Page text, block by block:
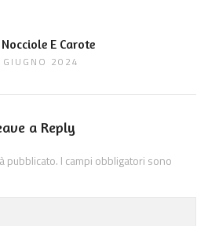
E Carote
2024
a Reply
pubblicato. I campi obbligatori sono